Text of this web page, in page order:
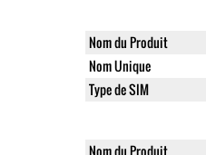
Nom du Produit
Nom Unique
Type de SIM
Nom du Produit